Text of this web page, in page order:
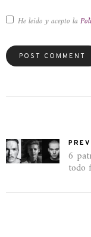
He leído y acepto la
6
todo